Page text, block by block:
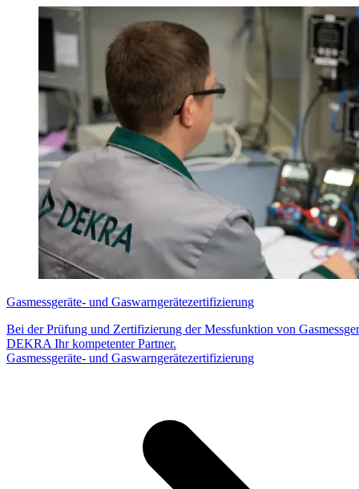
Gasmessgeräte- und Gaswarngerätezertifizierung
Bei der Prüfung und Zertifizierung der Messfunktion von
DEKRA Ihr kompetenter Partner.
Gasmessgeräte- und Gaswarngerätezertifizierung